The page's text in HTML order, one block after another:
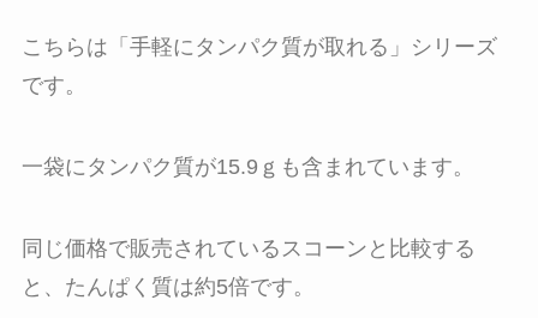
こちらは「手軽にタンパク質が取れる」シリーズ
です。
一袋にタンパク質が15.9ｇも含まれています。
同じ価格で販売されているスコーンと比較する
と、たんぱく質は約5倍です。